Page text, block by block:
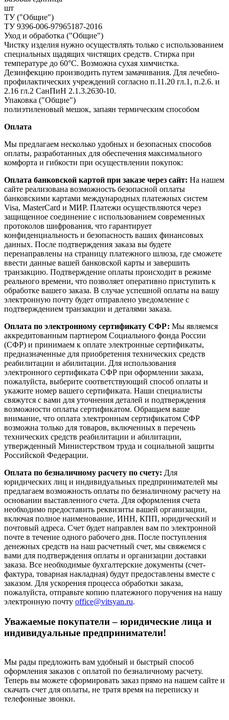
шт
ТУ ("Общие")
ТУ 9396-006-97965187-2016
Уход и обработка ("Общие")
Чистку изделия нужно осуществлять только с использованием
специальных щадящих чистящих средств. Стирка при
температуре до 60°С. Возможна сухая химчистка.
Дезинфекцию производить путем замачивания. Для лечебно-
профилактических учреждений согласно п.11.20 гл.1, п.2.6. и
2.16 гл.2 СанПиН 2.1.3.2630-10.
Упаковка ("Общие")
полиэтиленовый мешок, запаян термическим способом
Оплата
Мы предлагаем несколько удобных и безопасных способов
оплаты, разработанных для обеспечения максимального
комфорта и гибкости при осуществлении покупок:
Оплата банковской картой при заказе через сайт: На нашем
сайте реализована возможность безопасной оплаты
банковскими картами международных платежных систем
Visa, MasterCard и МИР. Платежи осуществляются через
защищенное соединение с использованием современных
протоколов шифрования, что гарантирует
конфиденциальность и безопасность ваших финансовых
данных. После подтверждения заказа вы будете
перенаправлены на страницу платежного шлюза, где сможете
ввести данные вашей банковской карты и завершить
транзакцию. Подтверждение оплаты происходит в режиме
реального времени, что позволяет оперативно приступить к
обработке вашего заказа. В случае успешной оплаты на вашу
электронную почту будет отправлено уведомление с
подтверждением транзакции и деталями заказа.
Оплата по электронному сертификату СФР: Мы являемся
аккредитованным партнером Социального фонда России
(СФР) и принимаем к оплате электронные сертификаты,
предназначенные для приобретения технических средств
реабилитации и абилитации. Для использования
электронного сертификата СФР при оформлении заказа,
пожалуйста, выберите соответствующий способ оплаты и
укажите номер вашего сертификата. Наши специалисты
свяжутся с вами для уточнения деталей и подтверждения
возможности оплаты сертификатом. Обращаем ваше
внимание, что оплата электронным сертификатом СФР
возможна только для товаров, включенных в перечень
технических средств реабилитации и абилитации,
утвержденный Министерством труда и социальной защиты
Российской Федерации.
Оплата по безналичному расчету по счету: Для
юридических лиц и индивидуальных предпринимателей мы
предлагаем возможность оплаты по безналичному расчету на
основании выставленного счета. Для оформления счета
необходимо предоставить реквизиты вашей организации,
включая полное наименование, ИНН, КПП, юридический и
почтовый адреса. Счет будет направлен вам по электронной
почте в течение одного рабочего дня. После поступления
денежных средств на наш расчетный счет, мы свяжемся с
вами для подтверждения оплаты и организации доставки
заказа. Все необходимые бухгалтерские документы (счет-
фактура, товарная накладная) будут предоставлены вместе с
заказом. Для ускорения процесса обработки заказа,
пожалуйста, отправьте копию платежного поручения на нашу
электронную почту office@vitsyan.ru.
Уважаемые покупатели – юридические лица и
индивидуальные предприниматели!
Мы рады предложить вам удобный и быстрый способ
оформления заказов с оплатой по безналичному расчету.
Теперь вы можете сформировать заказ прямо на нашем сайте и
скачать счет для оплаты, не тратя время на переписку и
телефонные звонки.